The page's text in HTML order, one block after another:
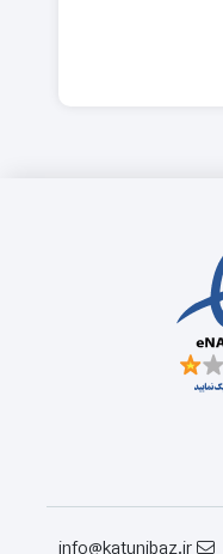
info@katunibaz.ir